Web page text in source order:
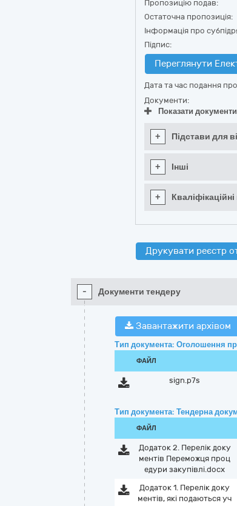
Пропозицію подав:
Остаточна пропозиція:
Інформація про
Підпис:
Переглянути
Дата та час подання
Документи:
Показати
+ Підстави для
+ Інші
+ Кваліфікаційні
Друкувати реєстр
- Документи тендеру
Завантажити архівом
Тип документа: Оголошення
ФАЙЛ
sign.p7s
Тип документа: Тендерна
ФАЙЛ
Додаток 2. Перелік доку
ментів Переможця проц
едури закупівлі.docx
Додаток 1. Перелік доку
ментів, які подаються уч